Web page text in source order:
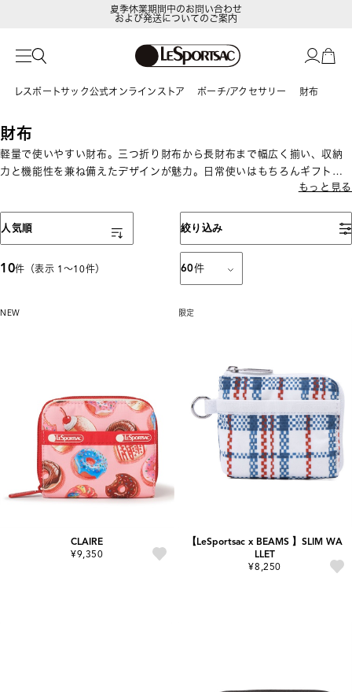
夏季休業期間中のお問い合わせ
および発送についてのご案内
レスポートサック公式オンラインストア ポーチ/アクセサリー 財布
財布
軽量で使いやすい財布。三つ折り財布から長財布まで幅広く揃い、収納
力と機能性を兼ね備えたデザインが魅力。日常使いはもちろんギフトに
もっと見る
絞り込み
10件（表示 1〜10件） 60件
表示順
人気順
NEW
CLAIRE
¥9,350
限定
【LeSportsac x BEAMS 】SLIM WA
LLET
¥8,250